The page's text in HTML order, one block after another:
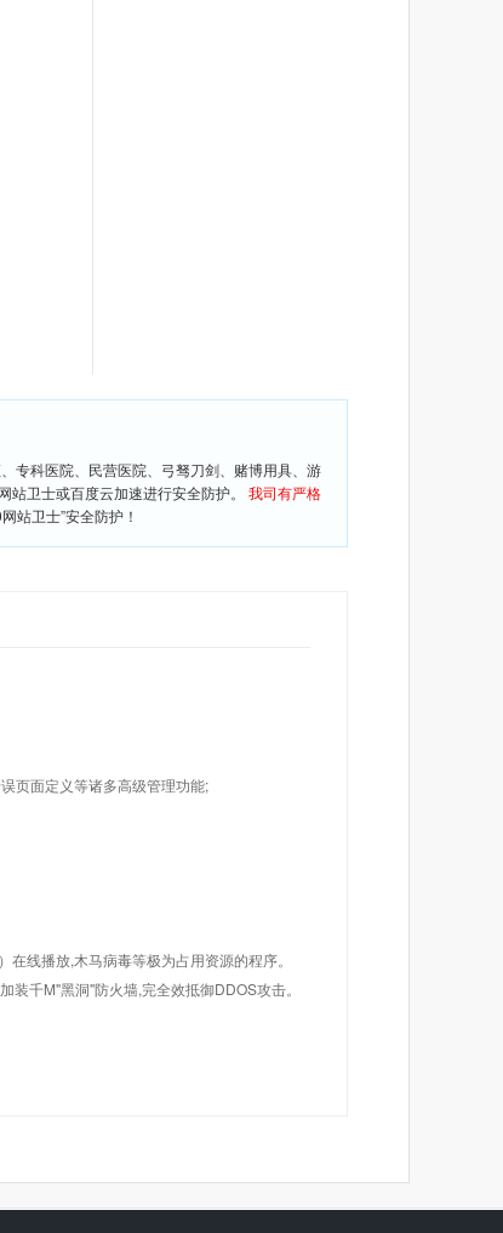
专科医院、民营医院、弓驽刀剑、赌博用具、游
站卫士或百度云加速进行安全防护。 我司有严格
站卫士”安全防护！
页面定义等诸多高级管理功能;
线播放,木马病毒等极为占用资源的程序。
千M"黑洞"防火墙,完全效抵御DDOS攻击。